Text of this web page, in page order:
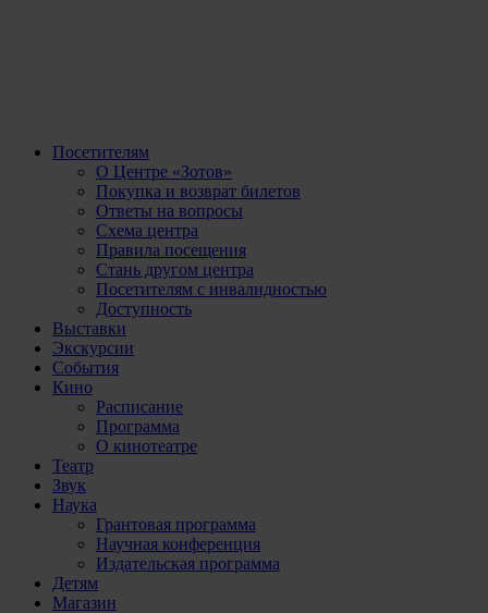
Посетителям
О Центре «Зотов»
Покупка и возврат билетов
Ответы на вопросы
Схема центра
Правила посещения
Стань другом центра
Посетителям с инвалидностью
Доступность
Выставки
Экскурсии
События
Кино
Расписание
Программа
О кинотеатре
Театр
Звук
Наука
Грантовая программа
Научная конференция
Издательская программа
Детям
Магазин